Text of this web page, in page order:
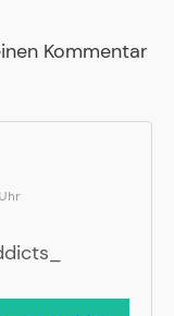
Kommentar